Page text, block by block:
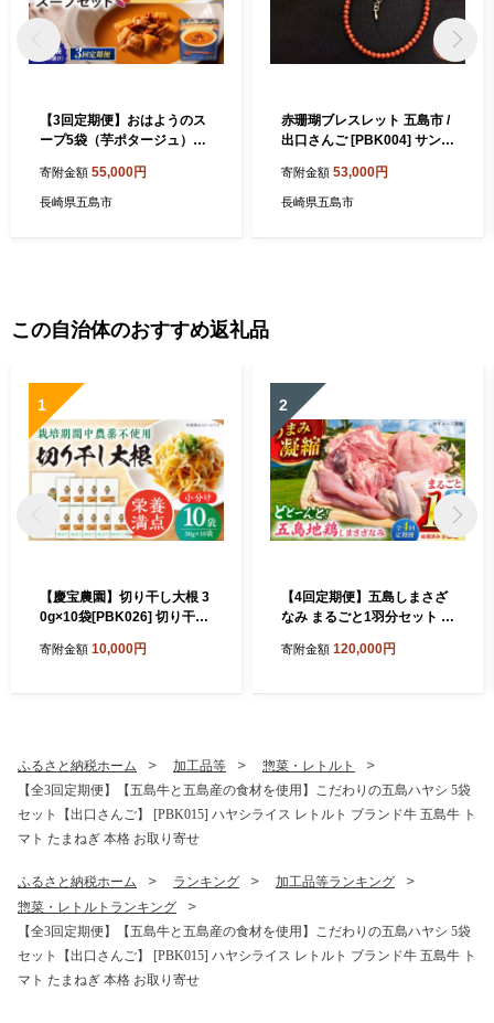
【3回定期便】おはようのス
ープ5袋（芋ポタージュ）＆
トポタージュ） 五島市/ごと
[PBY016] さつまいも トマト
寄附金額 55,000円
長崎県五島市
赤珊瑚ブレスレット 五島市 /
出口さんご [PBK004] サンゴ
ゼント 贈り物
寄附金額 53,000円
長崎県五島市
この自治体のおすすめ返礼品
1
【慶宝農園】切り干し大根 3
0g×10袋[PBK026] 切り干し
こん 小分け 野菜 乾物 乾燥
寄附金額 10,000円
2
【4回定期便】五島しまさざ
なみ まるごと1羽分セット 冷
なみ農園 [PHH003]
寄附金額 120,000円
ふるさと納税ホーム 加工品等
惣菜・レトルト
【全3回定期便】【五島牛と五島産の食材を使用】こだわりの五島ハヤシ 5袋
セット【出口さんご】 [PBK015] ハヤシライス レトルト ブランド牛 五島牛 ト
マト たまねぎ 本格 お取り寄せ
ふるさと納税ホーム ランキング
加工品等ランキング
惣菜・レトルトランキング
【全3回定期便】【五島牛と五島産の食材を使用】こだわりの五島ハヤシ 5袋
セット【出口さんご】 [PBK015] ハヤシライス レトルト ブランド牛 五島牛 ト
マト たまねぎ 本格 お取り寄せ